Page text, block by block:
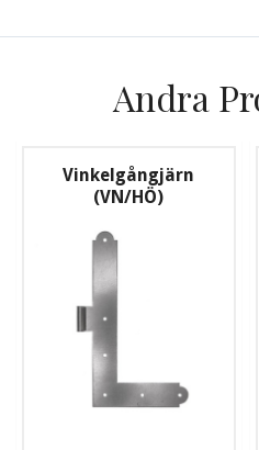
Andra
Vinkelgångjärn
(VN/HÖ)